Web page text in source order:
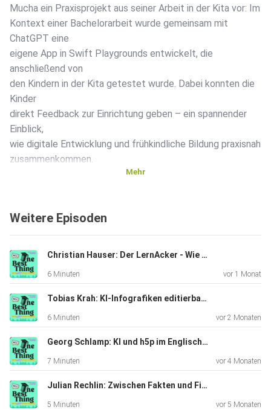
Mucha ein Praxisprojekt aus seiner Arbeit in der Kita vor: Im
Kontext einer Bachelorarbeit wurde gemeinsam mit
ChatGPT eine
eigene App in Swift Playgrounds entwickelt, die
anschließend von
den Kindern in der Kita getestet wurde. Dabei konnten die
Kinder
direkt Feedback zur Einrichtung geben – ein spannender
Einblick,
wie digitale Entwicklung und frühkindliche Bildung praxisnah
zusammenkommen.
digitale
Bildung in der frühen Kindheit. Er begleitet Einrichtungen
auf
dem Weg zu einer zeitgemäßen Medienpädagogik und
setzt sich dafür
nutzen.
Kontaktdaten
Mehr
Weitere Episoden
Christian Hauser: Der LernAcker - Wie Universal Design ein Computerspiel zum inklusiven Lernort macht
6 Minuten vor 1 Monat
Tobias Krah: KI-Infografiken editierbar machen
6 Minuten vor 2 Monaten
Georg Schlamp: KI und h5p im Englischunterricht
7 Minuten vor 4 Monaten
Julian Rechlin: Zwischen Fakten und Fiktion - Landeskunde produktiv erschließen im digitalen Fremdsprachenunterricht
5 Minuten vor 5 Monaten